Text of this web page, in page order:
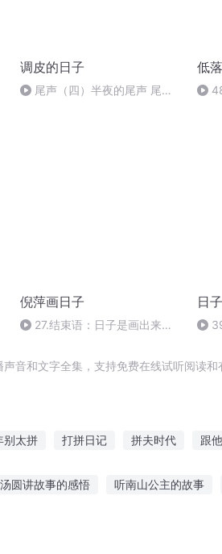
调皮的日子
尾声（四）半夜的尾声 尾声
低
倪萍画日子
27.结束语：日子是画出来的
日
音和文字全集，支持免费在线试听阅读和
别太拼 打拼日记 拼夫时代 跟
圆讲故事的感悟 听南山公主的故事